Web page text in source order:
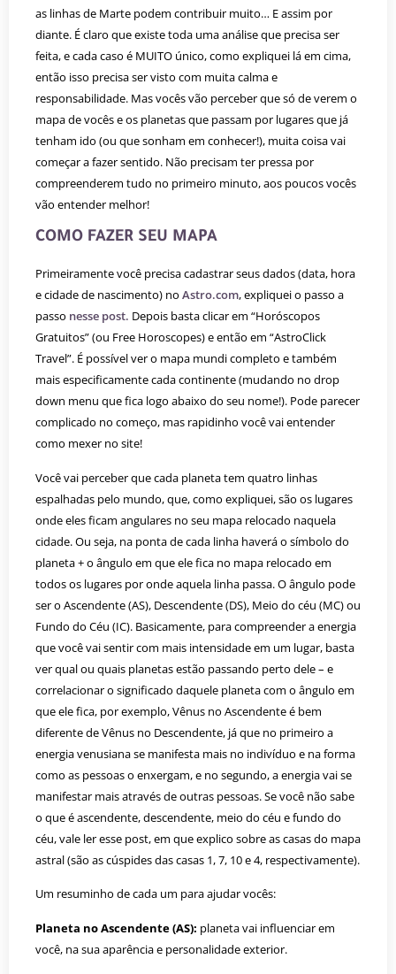
as linhas de Marte podem contribuir muito… E assim por
diante. É claro que existe toda uma análise que precisa ser
feita, e cada caso é MUITO único, como expliquei lá em cima,
então isso precisa ser visto com muita calma e
responsabilidade. Mas vocês vão perceber que só de verem o
mapa de vocês e os planetas que passam por lugares que já
tenham ido (ou que sonham em conhecer!), muita coisa vai
começar a fazer sentido. Não precisam ter pressa por
compreenderem tudo no primeiro minuto, aos poucos vocês
vão entender melhor!
COMO FAZER SEU MAPA
Primeiramente você precisa cadastrar seus dados (data, hora
e cidade de nascimento) no Astro.com, expliquei o passo a
passo nesse post. Depois basta clicar em “Horóscopos
Gratuitos” (ou Free Horoscopes) e então em “AstroClick
Travel”. É possível ver o mapa mundi completo e também
mais especificamente cada continente (mudando no drop
down menu que fica logo abaixo do seu nome!). Pode parecer
complicado no começo, mas rapidinho você vai entender
como mexer no site!
Você vai perceber que cada planeta tem quatro linhas
espalhadas pelo mundo, que, como expliquei, são os lugares
onde eles ficam angulares no seu mapa relocado naquela
cidade. Ou seja, na ponta de cada linha haverá o símbolo do
planeta + o ângulo em que ele fica no mapa relocado em
todos os lugares por onde aquela linha passa. O ângulo pode
ser o Ascendente (AS), Descendente (DS), Meio do céu (MC) ou
Fundo do Céu (IC). Basicamente, para compreender a energia
que você vai sentir com mais intensidade em um lugar, basta
ver qual ou quais planetas estão passando perto dele – e
correlacionar o significado daquele planeta com o ângulo em
que ele fica, por exemplo, Vênus no Ascendente é bem
diferente de Vênus no Descendente, já que no primeiro a
energia venusiana se manifesta mais no indivíduo e na forma
como as pessoas o enxergam, e no segundo, a energia vai se
manifestar mais através de outras pessoas. Se você não sabe
o que é ascendente, descendente, meio do céu e fundo do
céu, vale ler esse post, em que explico sobre as casas do mapa
astral (são as cúspides das casas 1, 7, 10 e 4, respectivamente).
Um resuminho de cada um para ajudar vocês:
Planeta no Ascendente (AS): planeta vai influenciar em
você, na sua aparência e personalidade exterior.